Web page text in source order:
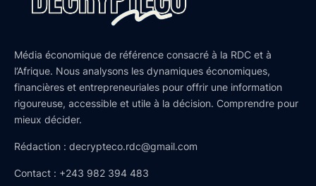
Média économique de référence consacré à la RDC et à
l’Afrique. Nous analysons les dynamiques économiques,
financières et entrepreneuriales pour offrir une information
rigoureuse, accessible et utile à la décision. Comprendre pour
mieux décider.
Rédaction : decrypteco.rdc@gmail.com
Contact : +243 982 394 483